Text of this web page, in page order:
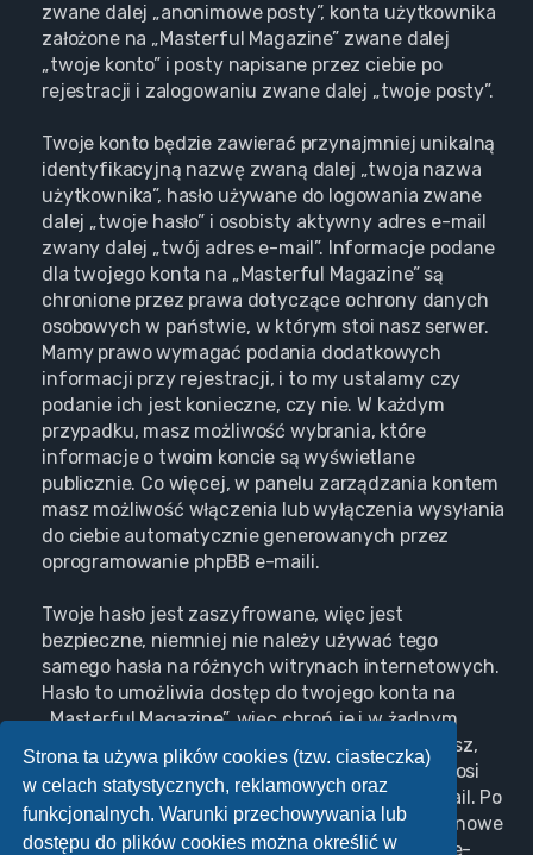
Strona ta używa plików cookies (tzw. ciasteczka)
w celach statystycznych, reklamowych oraz
funkcjonalnych. Warunki przechowywania lub
dostępu do plików cookies można określić w
zwane dalej „anonimowe posty”, konta użytkownika
założone na „Masterful Magazine” zwane dalej
„twoje konto” i posty napisane przez ciebie po
rejestracji i zalogowaniu zwane dalej „twoje posty”.
Twoje konto będzie zawierać przynajmniej unikalną
identyfikacyjną nazwę zwaną dalej „twoja nazwa
użytkownika”, hasło używane do logowania zwane
dalej „twoje hasło” i osobisty aktywny adres e-mail
zwany dalej „twój adres e-mail”. Informacje podane
dla twojego konta na „Masterful Magazine” są
chronione przez prawa dotyczące ochrony danych
osobowych w państwie, w którym stoi nasz serwer.
Mamy prawo wymagać podania dodatkowych
informacji przy rejestracji, i to my ustalamy czy
podanie ich jest konieczne, czy nie. W każdym
przypadku, masz możliwość wybrania, które
informacje o twoim koncie są wyświetlane
publicznie. Co więcej, w panelu zarządzania kontem
masz możliwość włączenia lub wyłączenia wysyłania
do ciebie automatycznie generowanych przez
oprogramowanie phpBB e-maili.
Twoje hasło jest zaszyfrowane, więc jest
bezpieczne, niemniej nie należy używać tego
samego hasła na różnych witrynach internetowych.
Hasło to umożliwia dostęp do twojego konta na
„Masterful Magazine”, więc chroń je i w żadnym
wypadku nie podawaj
nikomu . Jeśli je zapomnisz,
użyj funkcji „Nie pamiętam hasła”. Witryna poprosi
cię o podanie nazwy użytkownika i adresu e-mail. Po
podaniu tych danych zostanie wygenerowane nowe
hasło i przesłane na podany przez ciebie adres e-